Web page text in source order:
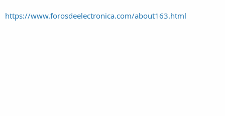
https://www.forosdeelectronica.com/about163.html